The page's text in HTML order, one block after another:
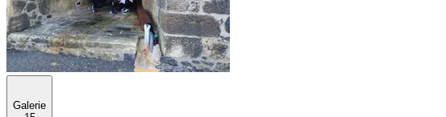
Galerie